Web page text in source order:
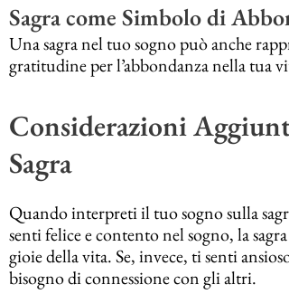
Sagra come Simbolo di
Una sagra nel tuo sogno può anche
gratitudine per l’abbondanza nella tua
Considerazioni
Sagra
Quando interpreti il tuo sogno sulla
senti felice e contento nel sogno, la
gioie della vita. Se, invece, ti senti
bisogno di connessione con gli altri.